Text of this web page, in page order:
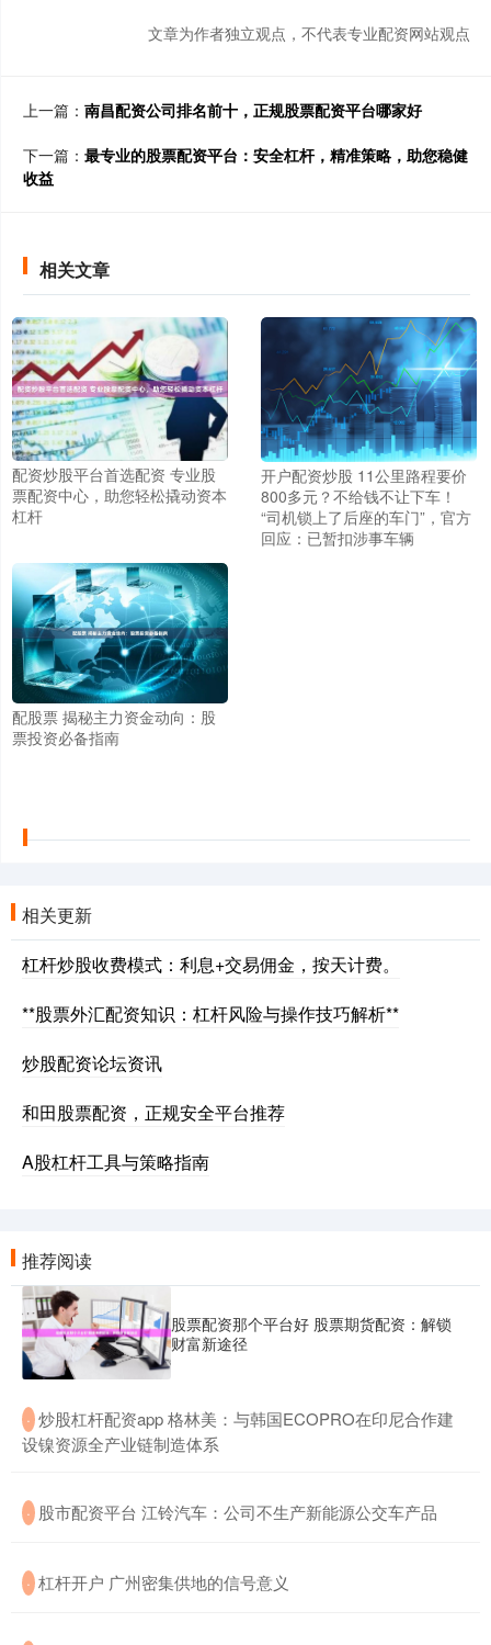
文章为作者独立观点，不代表专业配资网站观点
上一篇： 南昌配资公司排名前十，正规股票配资平台哪家好
下一篇： 最专业的股票配资平台：安全杠杆，精准策略，助您稳健
收益
相关文章
配资炒股平台首选配资 专业股
票配资中心，助您轻松撬动资本
杠杆
开户配资炒股 11公里路程要价
800多元？不给钱不让下车！
“司机锁上了后座的车门”，官方
回应：已暂扣涉事车辆
配股票 揭秘主力资金动向：股
票投资必备指南
相关更新
杠杆炒股收费模式：利息+交易佣金，按天计费。
**股票外汇配资知识：杠杆风险与操作技巧解析**
炒股配资论坛资讯
和田股票配资，正规安全平台推荐
A股杠杆工具与策略指南
推荐阅读
股票配资那个平台好 股票期货配资：解锁
财富新途径
· ​炒股杠杆配资app 格林美：与韩国ECOPRO在印尼合作建
设镍资源全产业链制造体系
· ​股市配资平台 江铃汽车：公司不生产新能源公交车产品
· ​杠杆开户 广州密集供地的信号意义